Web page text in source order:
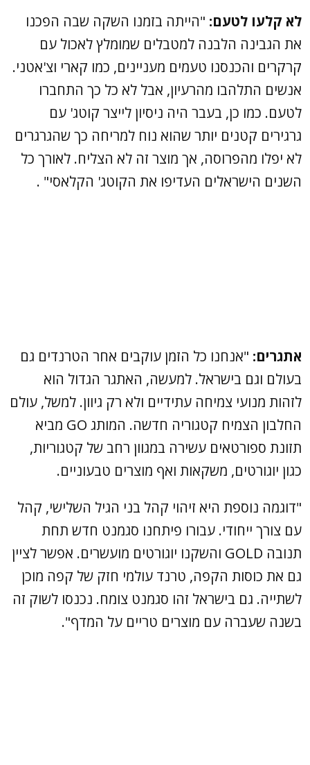
לא קלעו לטעם: "הייתה בזמנו השקה שבה הפכנו
את הגבינה הלבנה למטבלים שמומלץ לאכול עם
קרקרים והכנסנו טעמים מעניינים, כמו קארי וצ'אטני.
אנשים התלהבו מהרעיון, אבל לא כל כך התחברו
לטעם. כמו כן, בעבר היה ניסיון לייצר קוטג' עם
גרגירים קטנים יותר שהוא נוח למריחה כך שהגרגרים
לא יפלו מהפרוסה, אך מוצר זה לא הצליח. לאורך כל
השנים הישראלים העדיפו את הקוטג' הקלאסי" .
אתגרים: "אנחנו כל הזמן עוקבים אחר הטרנדים גם
בעולם וגם בישראל. למעשה, האתגר הגדול הוא
לזהות מנועי צמיחה עתידיים ולא רק גיוון. למשל, עולם
החלבון הצמיח קטגוריה חדשה. המותג GO מביא
תזונת ספורטאים עשירה במגוון רחב של קטגוריות,
כגון יוגורטים, משקאות ואף מוצרים טבעוניים.
"דוגמה נוספת היא זיהוי קהל בני הגיל השלישי, קהל
עם צורך ייחודי. עבורו פיתחנו סגמנט חדש תחת
תנובה GOLD והשקנו יוגורטים מועשרים. אפשר לציין
גם את כוסות הקפה, טרנד עולמי חזק של קפה מוכן
לשתייה. גם בישראל זהו סגמנט צומח. נכנסו לשוק זה
בשנה שעברה עם מוצרים טריים על המדף".